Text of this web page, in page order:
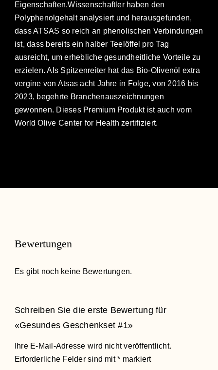
Eigenschaften.Wissenschaftler haben den
Polyphenolgehalt analysiert und herausgefunden,
dass ATSAS so reich an phenolischen Verbindungen
ist, dass bereits ein halber Teelöffel pro Tag
ausreicht, um erhebliche gesundheitliche Vorteile zu
erzielen. Als Spitzenreiter hat das Bio-Olivenöl extra
vergine von Atsas acht Jahre in Folge, von 2016 bis
2023, begehrte Branchenauszeichnungen
gewonnen. Dieses Premium Produkt ist auch vom
World Olive Center for Health zertifiziert.
Bewertungen
Es gibt noch keine Bewertungen.
Schreiben Sie die erste Bewertung für
«Gesundes Geschenkset #1»
Ihre E-Mail-Adresse wird nicht veröffentlicht.
Erforderliche Felder sind mit* markiert